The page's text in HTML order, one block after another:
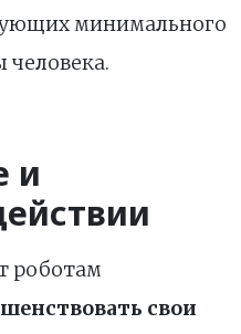
минимального
человека.
и
роботам
свои